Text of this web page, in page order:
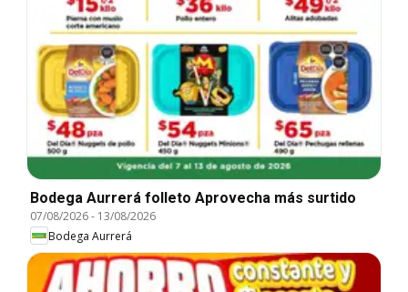
Bodega Aurrerá folleto Aprovecha más surtido
07/08/2026- 13/08/2026
Bodega Aurrerá